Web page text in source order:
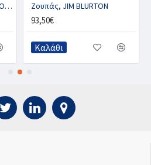
Σφυρί για Κλιπ, JIM BLURTON CROSS PEIN Ζουπάς, JIM BLURTON
93,50€
Καλάθι